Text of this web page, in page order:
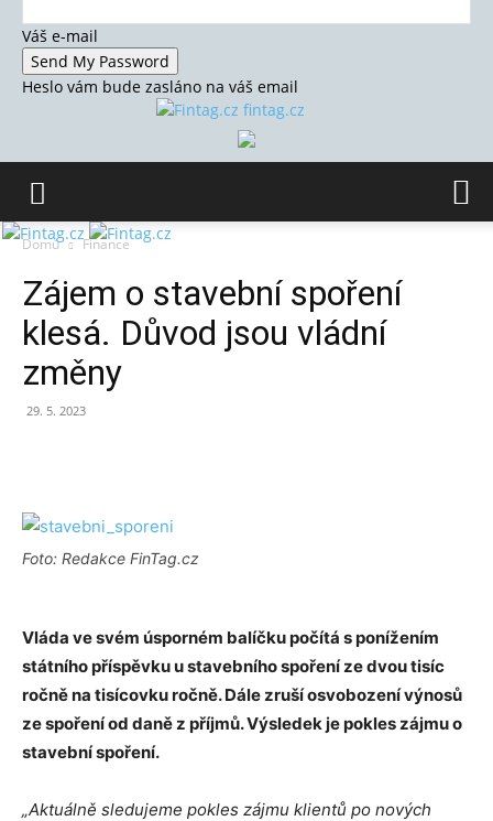
Váš e-mail
Heslo vám bude zasláno na váš email
fintag.cz
Domů Finance
Zájem o stavební spoření
klesá. Důvod jsou vládní
změny
29. 5. 2023
Foto: Redakce FinTag.cz
Vláda ve svém úsporném balíčku počítá s ponížením
státního příspěvku u stavebního spoření ze dvou tisíc
ročně na tisícovku ročně. Dále zruší osvobození výnosů
ze spoření od daně z příjmů. Výsledek je pokles zájmu o
stavební spoření.
„Aktuálně sledujeme pokles zájmu klientů po nových